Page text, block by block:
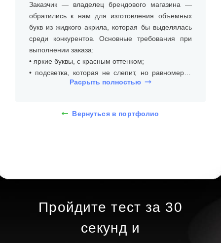
Заказчик — владелец брендового магазина —
обратились к нам для изготовления объемных
букв из жидкого акрила, которая бы выделялась
среди конкурентов. Основные требования при
выполнении заказа:
• яркие буквы, с красным оттенком;
• подсветка, которая не слепит, но равномерно
освещает буквы;
На встрече с клиентом уточнили размеры места
цветовой гаммой.
Определившись с внешним видом объемных
Расрыть полностью
Вернуться в портфолио
Пройдите тест за 30
секунд и